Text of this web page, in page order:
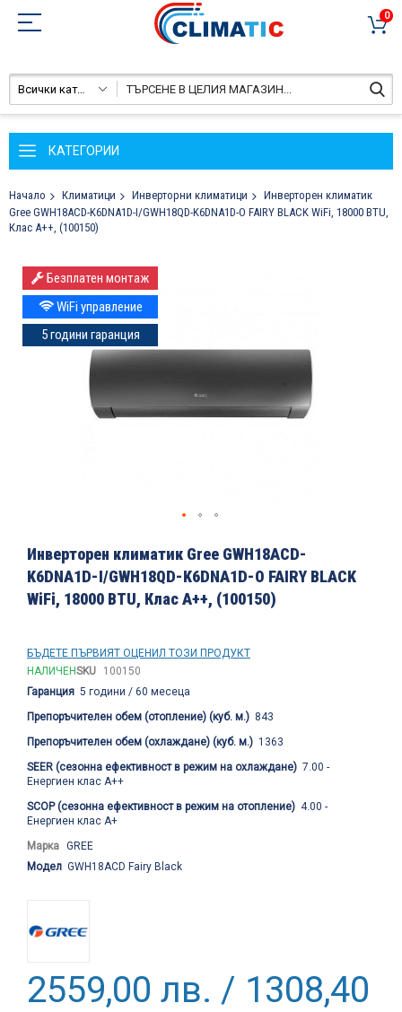
0
Всички категории
КАТЕГОРИИ
Начало Климатици Инверторни климатици
Инверторен климатик
Gree GWH18ACD-K6DNA1D-I/GWH18QD-K6DNA1D-O FAIRY BLACK WiFi, 18000 BTU,
Клас A++, (100150)
Преминете
към
края
на
галерията
на
изображенията
Безплатен монтаж
WiFi управление
5 години гаранция
към
началото
на
галерия
Инверторен климатик Gree GWH18ACD-
K6DNA1D-I/GWH18QD-K6DNA1D-O FAIRY BLACK
WiFi, 18000 BTU, Клас A++, (100150)
БЪДЕТЕ ПЪРВИЯТ ОЦЕНИЛ ТОЗИ ПРОДУКТ
НАЛИЧЕНSKU
100150
Гаранция 5 години / 60 месеца
Препоръчителен обем (отопление) (куб. м.) 843
Препоръчителен обем (охлаждане) (куб. м.) 1363
SEER (сезонна ефективност в режим на охлаждане) 7.00 -
Енергиен клас A++
SCOP (сезонна ефективност в режим на отопление) 4.00 -
Енергиен клас A+
Марка GREE
Модел GWH18ACD Fairy Black
2559,00 лв. / 1308,40 €